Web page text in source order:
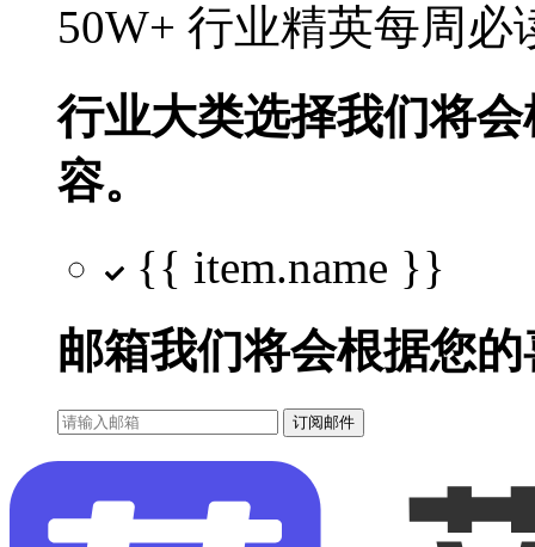
50W+ 行业精英每周
行业大类选择我们将
容。
{{ item.name }}
邮箱我们将会根据您
订阅邮件